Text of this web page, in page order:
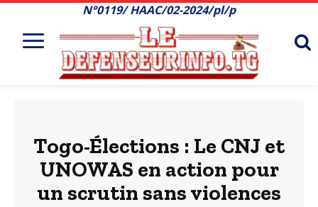
N°0119/ HAAC/02-2024/pl/p
Togo-Élections : Le CNJ et
UNOWAS en action pour
un scrutin sans violences